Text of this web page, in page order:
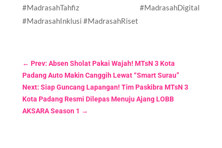
#MadrasahTahfiz #MadrasahDigital
#MadrasahInklusi #MadrasahRiset
← Prev: Absen Sholat Pakai Wajah! MTsN 3 Kota
Padang Auto Makin Canggih Lewat “Smart Surau”
Next: Siap Guncang Lapangan! Tim Paskibra MTsN 3
Kota Padang Resmi Dilepas Menuju Ajang LOBB
AKSARA Season 1 →